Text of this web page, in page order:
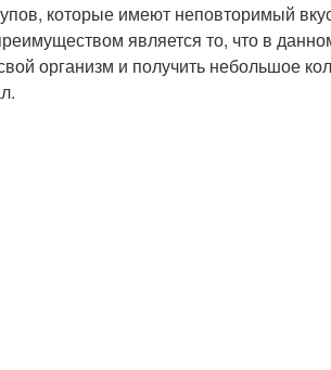
которые имеют неповторимый
является то, что в
организм и получить небольшое